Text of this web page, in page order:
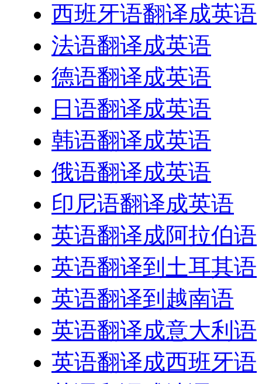
西班牙语翻译成英语
法语翻译成英语
德语翻译成英语
日语翻译成英语
韩语翻译成英语
俄语翻译成英语
印尼语翻译成英语
英语翻译成阿拉伯语
英语翻译到土耳其语
英语翻译到越南语
英语翻译成意大利语
英语翻译成西班牙语